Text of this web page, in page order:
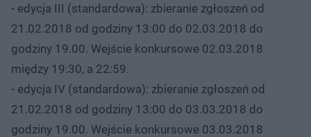
- edycja III (standardowa): zbieranie zgłoszeń od
21.02.2018 od godziny 13:00 do 02.03.2018 do
godziny 19.00. Wejście konkursowe 02.03.2018
między 19:30, a 22:59.
- edycja IV (standardowa): zbieranie zgłoszeń od
21.02.2018 od godziny 13:00 do 03.03.2018 do
godziny 19.00. Wejście konkursowe 03.03.2018